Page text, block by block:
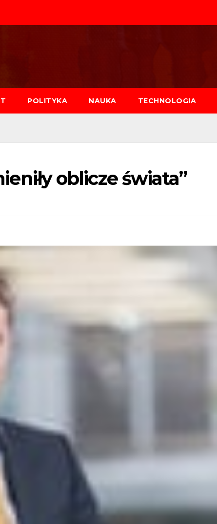
POLITYKA NAUKA TECHNOLOGIA
oblicze świata”